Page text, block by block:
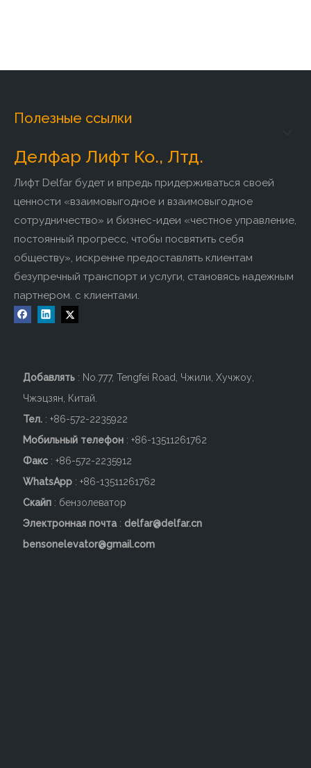
технологическими преимуществами и использованием
которые могут удовлетворить разнообразные требования
пассажирский лифт, обзорный лифт, лифт-кровать. ,
Домашний лифт, Эскалатор, Движущаяся дорожка.Чтобы
удовлетворить требования различных областей,
пользователей и уровней, компания создала единую
непрерывную эффективную систему работы, такую ​​как
проектирование лифтов, производство, установка,
преобразование, ремонт и техническое обслуживание и т.
д. От проектирования до производства, от от установки до
технического обслуживания, мы стремимся удовлетворить
Полезные ссылки
Делфар Лифт Ко., Лтд.
Лифт Delfar будет и впредь придерживаться своей
ценности «взаимовыгодное и взаимовыгодное
сотрудничество» и бизнес-идеи «честное управление,
постоянный прогресс, чтобы посвятить себя
обществу», искренне предоставлять клиентам
безупречный транспорт и услуги, становясь надежным
партнером. с клиентами.
Добавлять : No.777, Tengfei Road, Чжили, Хучжоу,
Чжэцзян, Китай.
Тел. : +86-572-2235922
Мобильный телефон : +86-13511261762
Факс : +86-572-2235912
WhatsApp : +86-13511261762
Скайп : бензолеватор
Электронная почта: delfar@delfar.cn
bensonelevator@gmail.com